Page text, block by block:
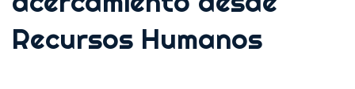
Recursos Humanos